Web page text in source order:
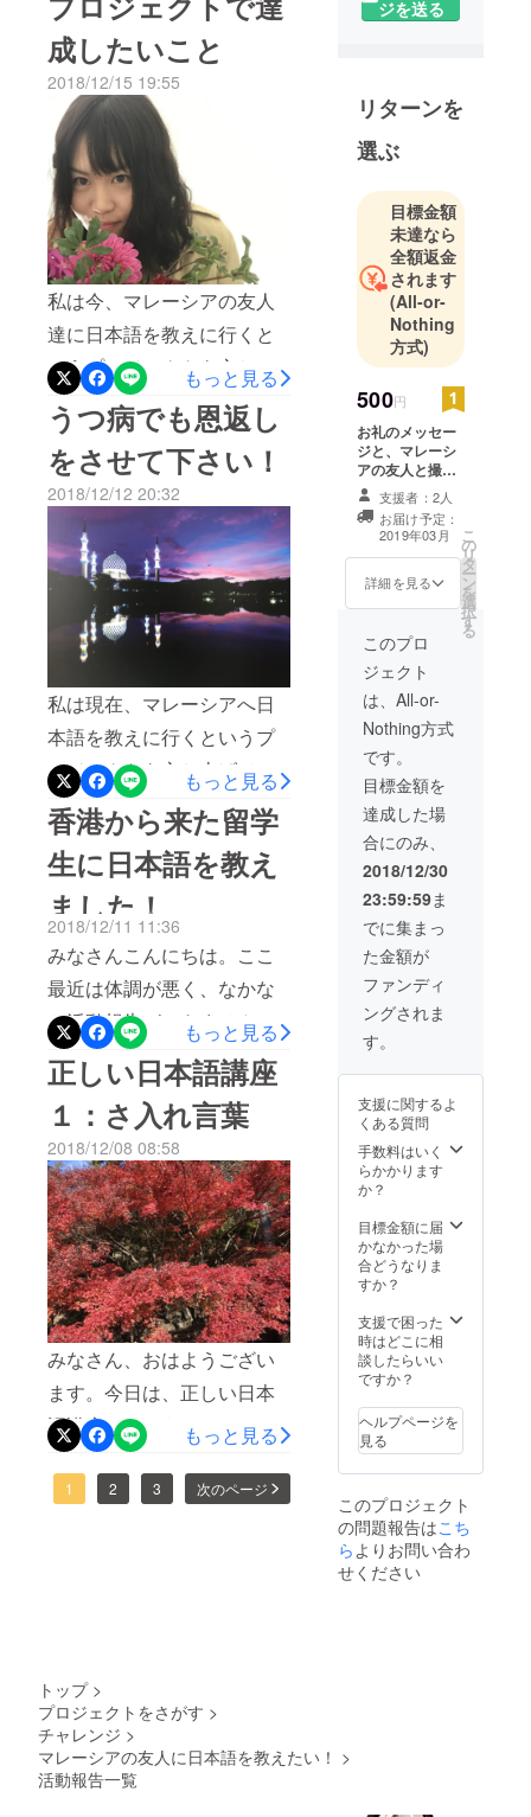
だいたパトロンの方々、あ
りがとうございます(*´ω`*)ま
だまだご支援は受付中で
す！一度、私の活動報告、
『プロジェクトの概要』を
ご一読ください。よろしく
お願いします。
成したいこと
2018/12/15 19:55
私は今、マレーシアの友人
達に日本語を教えに行くと
いうプロジェクトを立ち上
げています。今回は、この
プロジェクトで達成したい
ことについて書きたいと思
います。◆このプロジェク
トで達成したいこと1. マ
レーシアの友人達に無料で
日本語を教える→私は、
今、日本語教師の資格を取
るための勉強をしていま
す。そこで得たノウハウを
用いて友人達に日本語を教
えてあげたいです。2. マ
レーシアの友人達に、日本
語と日本文化の素晴らしさ
について伝える→日本語は
美しく、日本文化はとても
素晴らしいものです。私
は、友人達に日本語と日本
文化（茶道や武道など）の
素晴らしさを伝え、今より
もっと日本に興味を持って
もらいたいです。3. うつ病
でも何かを成し遂げること
が出来ることを証明する→
私は今、うつ病を患ってい
ます。日によって体調の良
し悪しはありますが、友人
達に恩返し（なぜ日本語を
教えることが恩返しになる
のかは、『私のプロジェク
トの概要』をご覧くださ
い）をしたいという気持ち
うつ病である私がこのプロ
みなさんを励ますことがで
きればと思っています。私
のプロジェクトの詳細は、
『プロジェクトの概要』の
もっと見る
うつ病でも恩返し
をさせて下さい！
2018/12/12 20:32
私は現在、マレーシアへ日
本語を教えに行くというプ
ロジェクトを立ち上げてい
ます。以下、私のプロジェ
クトの概要です。◆なぜマ
レーシアなのか？以前マ
レーシアを訪れた際、アプ
リで出会った友人達が初対
面にも関わらず、無料で観
光地案内をしてくれまし
た。私は彼らに、恩返しを
したいと思っています。◆
なぜ日本語を教えることが
恩返しなのか？私を案内し
てくれた彼らには共通する
ことがありました。それ
は、『日本語を独学で勉強
している』ということ。
「なぜ独学なの？」と聞く
と、「学校へ行くお金がな
い」とのことでした。私
は、現在、日本語教師養成
講座420時間（日本語教師に
なるための勉強）を受講し
ています。そこで得たノウ
患い、企業で働くことがで
きません。経済的にとても
苦しい状況です。なので、
もっと見る
香港から来た留学
生に日本語を教え
ました！
2018/12/11 11:36
みなさんこんにちは。ここ
最近は体調が悪く、なかな
か活動報告ができませんで
した。すみません…日曜
日、香港から来た留学生に
無料で日本語を教えまし
た。（写真は許可を貰えな
かったので載せていませ
ん。）色々と準備はしてお
りましたが、予想外の質問
がたくさん出てきて焦りま
した…例えば、アニメなど
で出てくる『ご主人様！』
はどうゆう意味ですか？と
いう質問…日本人であれ
ば、普段意味を深く考えず
に聞いたり使ったりしてい
フが出てくるのか』と勉強
になりました。今回、香港
からの留学生に日本語を教
えて、まだまだ、勉強不足
もっと見る
正しい日本語講座
１：さ入れ言葉
2018/12/08 08:58
みなさん、おはようござい
ます。今日は、正しい日本
語講座１ということで、
『さ入れ言葉』についてご
紹介させていただきます。
は、・やらせていただきま
す。・聞かせてもらいま
す。です。この誤りは、謙
譲語としてへりくだって使
もっと見る
1 2 3 次のページ
ジを送る
リターンを
選ぶ
目標金額
未達なら
全額返金
されます
(All-or-
Nothing
方式)
500円
お礼のメッセー
ジと、マレーシ
アの友人と撮影
した写真をお送
りします。
支援者：2人
お届け予定：
2019年03月
詳細を見る
こ
の
リ
タ
ー
ン
を
選
択
す
る
このプロ
ジェクト
は、All-or-
Nothing方式
です。
目標金額を
達成した場
合にのみ、
2018/12/30
23:59:59ま
でに集まっ
た金額が
ファンディ
ングされま
す。
支援に関するよ
くある質問
手数料はいく
らかかります
か？
目標金額に届
かなかった場
合どうなりま
すか？
支援で困った
時はどこに相
談したらいい
ですか？
ヘルプページを
見る
このプロジェクト
の問題報告はこち
ら よりお問い合わ
せください
トップ >
プロジェクトをさがす >
チャレンジ >
マレーシアの友人に日本語を教えたい！ >
活動報告一覧